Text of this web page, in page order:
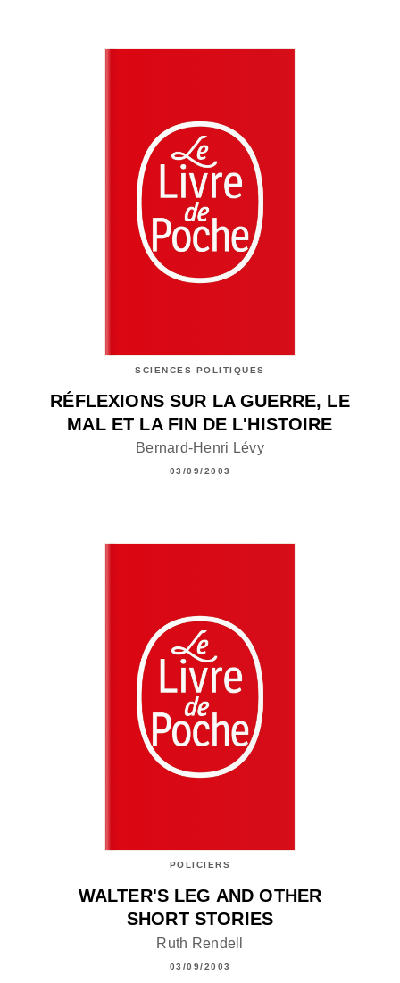
SCIENCES POLITIQUES
RÉFLEXIONS SUR LA GUERRE, LE
MAL ET LA FIN DE L'HISTOIRE
Bernard-Henri Lévy
03/09/2003
POLICIERS
WALTER'S LEG AND OTHER
SHORT STORIES
Ruth Rendell
03/09/2003